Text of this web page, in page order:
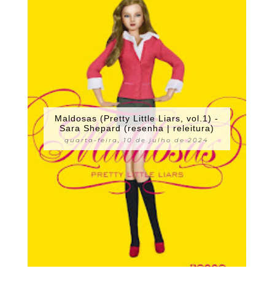
Maldosas (Pretty Little Liars, vol.1) -
Sara Shepard (resenha | releitura)
quarta-feira, 10 de julho de 2024